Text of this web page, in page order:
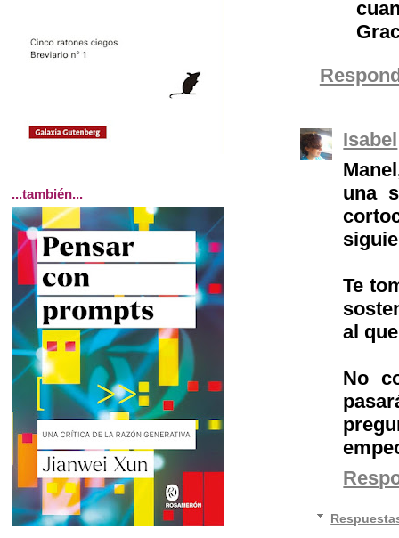
Isabel
una
Te
al
No
...también...